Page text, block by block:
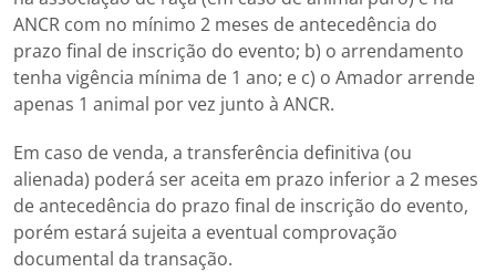
ANCR com no mínimo 2 meses de antecedência do
prazo final de inscrição do evento; b) o arrendamento
tenha vigência mínima de 1 ano; e c) o Amador arrende
apenas 1 animal por vez junto à ANCR.
Em caso de venda, a transferência definitiva (ou
alienada) poderá ser aceita em prazo inferior a 2 meses
de antecedência do prazo final de inscrição do evento,
porém estará sujeita a eventual comprovação
documental da transação.